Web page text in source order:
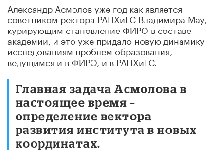
Александр Асмолов уже год как является
советником ректора РАНХиГС Владимира Мау,
курирующим становление ФИРО в составе
академии, и это уже придало новую динамику
исследованиям проблем образования,
ведущимся и в ФИРО, и в РАНХиГС.
Главная задача Асмолова в
настоящее время –
определение вектора
развития института в новых
координатах.